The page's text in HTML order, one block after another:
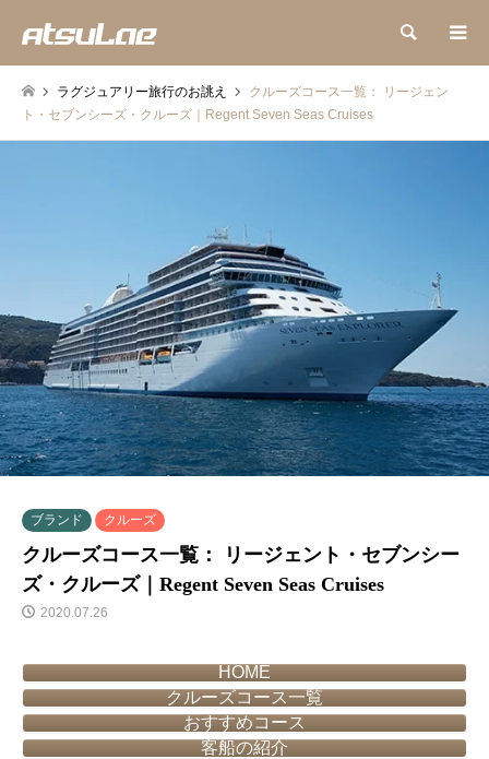
検索
ラグジュアリー旅行のお誂え
クルーズコース一覧： リージェン
ト・セブンシーズ・クルーズ｜Regent Seven Seas Cruises
ブランド クルーズ
クルーズコース一覧： リージェント・セブンシー
ズ・クルーズ｜Regent Seven Seas Cruises
2020.07.26
HOME
クルーズコース一覧
おすすめコース
客船の紹介